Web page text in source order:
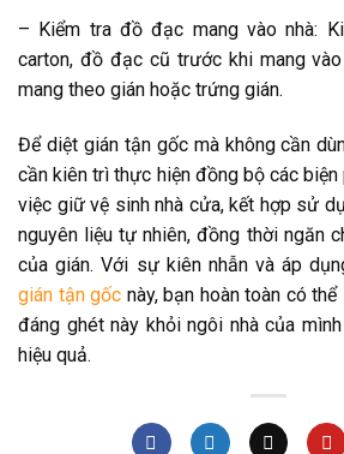
– Kiểm tra đồ đạc mang vào nhà:
carton, đồ đạc cũ trước khi mang
mang theo gián hoặc trứng gián.
Để diệt gián tận gốc mà không cần
cần kiên trì thực hiện đồng bộ các
việc giữ vệ sinh nhà cửa, kết hợp sử
nguyên liệu tự nhiên, đồng thời ngăn
của gián. Với sự kiên nhẫn và áp
gián tận gốc này, bạn hoàn toàn có
đáng ghét này khỏi ngôi nhà của
hiệu quả.